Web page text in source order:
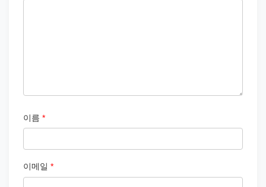
이름 *
이메일 *